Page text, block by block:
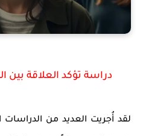
دراسة تؤكد العلاقة بين
لقد أُجريت العديد من الدراسات